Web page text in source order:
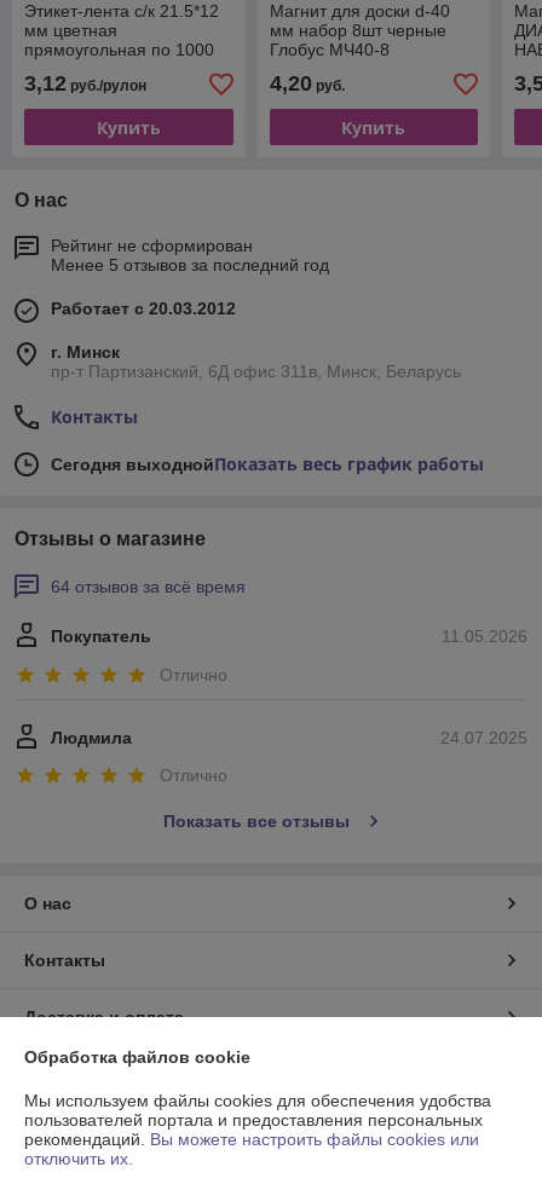
Этикет-лента с/к 21.5*12
мм цветная
прямоугольная по 1000
3,12 руб./рулон
Купить
Магнит для доски d-40
мм набор 8шт черные
Глобус МЧ40-8
4,20руб.
Купить
О нас
Рейтинг не сформирован
Менее 5 отзывов за последний год
Работает с 20.03.2012
г. Минск
пр-т Партизанский, 6Д офис 311в, Минск, Беларусь
Контакты
Сегодня выходнойПоказать весь график работы
Отзывы о магазине
64 отзывов за всё время
11.05.2026
Покупатель
Отлично
24.07.2025
Людмила
Отлично
Показать все отзывы
О нас
Контакты
Доставка и оплата
Полная версия сайта
Обработка файлов cookie
Мы используем файлы cookies для обеспечения удобства
пользователей портала и предоставления персональных
рекомендаций. Вы можете настроить файлы cookies или
отключить их.